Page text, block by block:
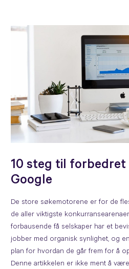
10 steg til forbedret
Google
De store søkemotorene er for de
de aller viktigste
forbausende få selskaper har et
jobber med organisk synlighet, og
plan for hvordan de går frem for å
Denne artikkelen er ikke ment å